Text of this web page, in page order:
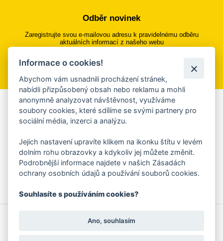
Odběr novinek
Zaregistrujte svou e-mailovou adresu k pravidelnému odběru
aktuálních informací z našeho webu
Přihlásit se k odběru
Aplikace Mobilní rozhlas
Chcete dostávat do svého mobilu či mailu upozornění na
ankety, pozvánky na kulturní a sportovní akce?
Více informací o aplikaci
Ochrana osobních údajů
Informace o cookies!
Abychom vám usnadnili procházení stránek,
nabídli přizpůsobený obsah nebo reklamu a mohli
anonymně analyzovat návštěvnost, využíváme
soubory cookies, které sdílíme se svými partnery pro
sociální média, inzerci a analýzu.
Jejich nastavení upravíte klikem na ikonku štítu v levém
dolním rohu obrazovky a kdykoliv jej můžete změnit.
Podrobnější informace najdete v našich Zásadách
ochrany osobních údajů a používání souborů cookies.
Souhlasíte s používáním cookies?
Ano, souhlasím